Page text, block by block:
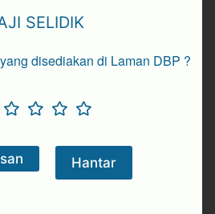
SELIDIK
disediakan di Laman DBP ?